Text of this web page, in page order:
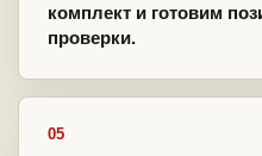
комплект и готовим
проверки.
05